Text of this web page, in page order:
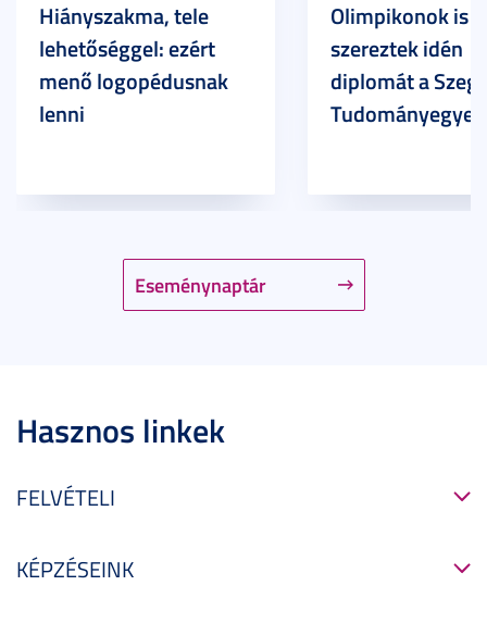
Eseménynaptár
Hiányszakma, tele
lehetőséggel: ezért
menő logopédusnak
lenni
Olimpikonok is
szereztek idén
diplomát a
Hasznos linkek
FELVÉTELI
KÉPZÉSEINK